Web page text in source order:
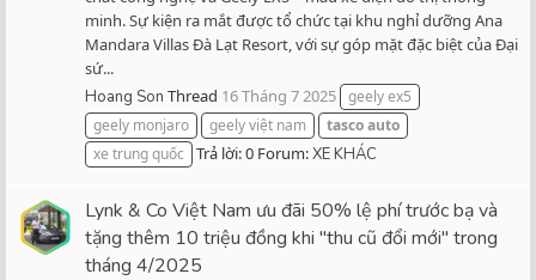
minh. Sự kiện ra mắt được tổ chức tại khu nghỉ dưỡng Ana
Mandara Villas Đà Lạt Resort, với sự góp mặt đặc biệt của Đại
sứ...
Hoang Son Thread 16 Tháng 7 2025 geely ex5
geely monjaro
geely việt nam tascoauto
xe trung quốc
Trả lời: 0 Forum:XE KHÁC
Lynk & Co Việt Nam ưu đãi 50% lệ phí trước bạ và
tặng thêm 10 triệu đồng khi "thu cũ đổi mới" trong
tháng 4/2025